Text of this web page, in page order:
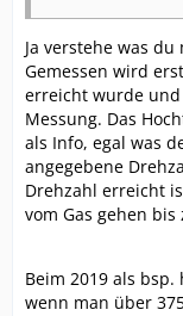
Ja verstehe was
Gemessen wird
erreicht wurde
Messung. Das
als Info, egal was
angegebene
Drehzahl erreicht
vom Gas gehen
Beim 2019 als
wenn man über